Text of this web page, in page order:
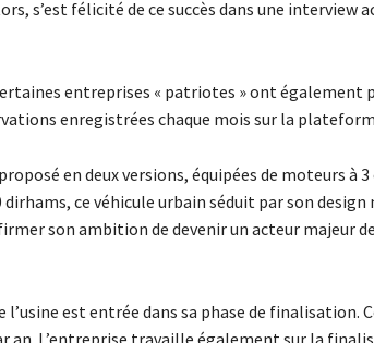
s’est félicité de ce succès dans une interview
entreprises « patriotes » ont également
enregistrées chaque mois sur la
en deux versions, équipées de moteurs à
ce véhicule urbain séduit par son
son ambition de devenir un acteur majeur
l’usine est entrée dans sa phase de
an. L’entreprise travaille également sur la